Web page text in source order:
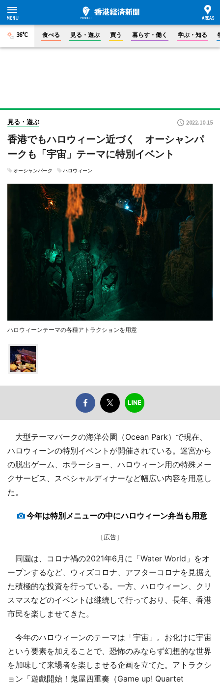
36°C 食べる 見る・遊ぶ 買う 暮らす・働く 学ぶ・知る
見る・遊ぶ 2022.10.15
香港でもハロウィーン近づく オーシャンパ
ークも「宇宙」テーマに特別イベント
オーシャンパーク ハロウィーン
ハロウィーンテーマの各種アトラクションを用意
大型テーマパークの海洋公園（Ocean Park）で現在、
ハロウィーンの特別イベントが開催されている。迷宮から
の脱出ゲーム、ホラーショー、ハロウィーン用の特殊メー
クサービス、スペシャルディナーなど幅広い内容を用意し
た。
今年は特別メニューの中にハロウィーン弁当も用意
［広告］
同園は、コロナ禍の2021年6月に「Water World」をオ
ープンするなど、ウィズコロナ、アフターコロナを見据え
た積極的な投資を行っている。一方、ハロウィーン、クリ
スマスなどのイベントは継続して行っており、長年、香港
市民を楽しませてきた。
今年のハロウィーンのテーマは「宇宙」。お化けに宇宙
という要素を加えることで、恐怖のみならず幻想的な世界
を加味して来場者を楽しませる企画を立てた。アトラクシ
ョン「遊戲開始！鬼屋四重奏（Game up! Quartet